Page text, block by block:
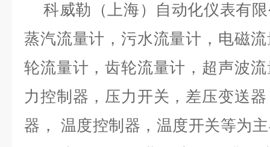
科威勒（上海）自动化仪表有
蒸汽流量计，污水流量计，电磁
轮流量计，齿轮流量计，超声波
力控制器，压力开关，差压变送
器，
温度控制器，温度开关等为